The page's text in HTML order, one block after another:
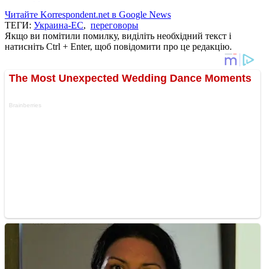
Читайте Korrespondent.net в Google News
ТЕГИ: Украина-ЕС, переговоры
Якщо ви помітили помилку, виділіть необхідний текст і
натисніть Ctrl + Enter, щоб повідомити про це редакцію.